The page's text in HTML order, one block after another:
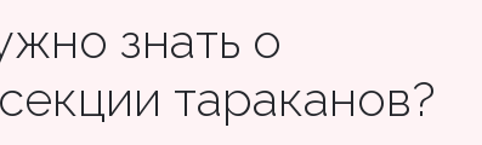
знать о
тараканов?